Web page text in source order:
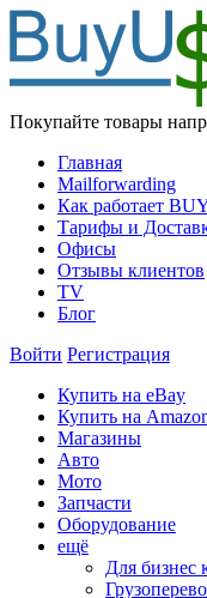
Покупайте товары
Главная
Mailforwarding
Как работает
Тарифы и
Офисы
Отзывы клиентов
TV
Блог
Войти Регистрация
Купить на eBay
Купить на
Магазины
Авто
Мото
Запчасти
Оборудование
ещё
Для бизнес